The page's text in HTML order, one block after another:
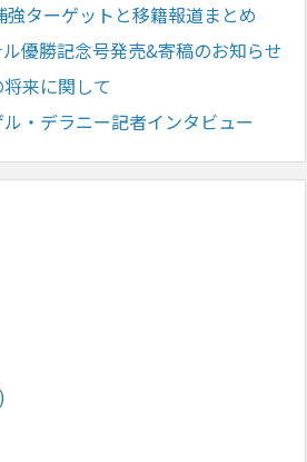
ターゲットと移籍報道まとめ
優勝記念号発売&寄稿のお知らせ
来に関して
・デラニー記者インタビュー